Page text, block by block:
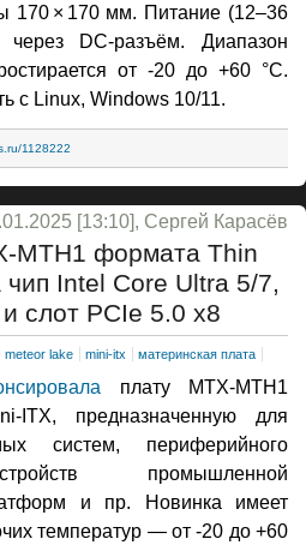
170 × 170 мм. Питание (12–36
DC-разъём. Диапазон
от -20 до +60 °C.
с Linux, Windows 10/11.
1128222
[13:10], Сергей Карасёв
MTH1 формата Thin
Intel Core Ultra 5/7,
слот PCIe 5.0 x8
meteor lake mini-itx материнская плата
плату MTX-MTH1
ITX, предназначенную для
систем, периферийного
промышленной
и пр. Новинка имеет
температур — от -20 до +60